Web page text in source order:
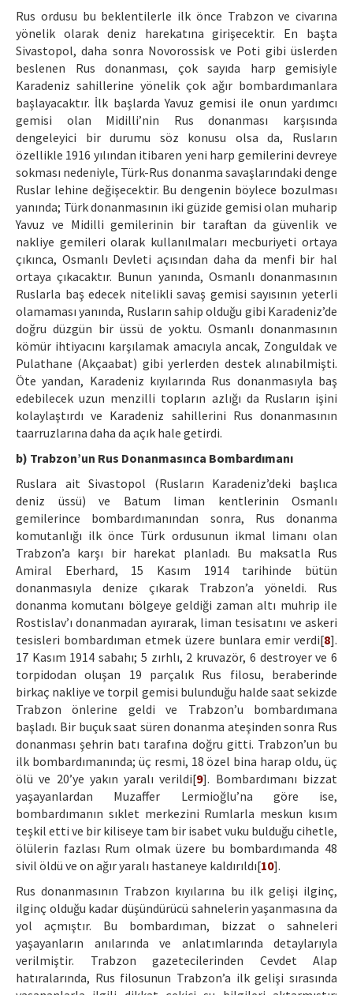
Rus ordusu bu beklentilerle ilk önce Trabzon ve civarına
yönelik olarak deniz harekatına girişecektir. En başta
Sivastopol, daha sonra Novorossisk ve Poti gibi üslerden
beslenen Rus donanması, çok sayıda harp gemisiyle
Karadeniz sahillerine yönelik çok ağır bombardımanlara
başlayacaktır. İlk başlarda Yavuz gemisi ile onun yardımcı
gemisi olan Midilli’nin Rus donanması karşısında
dengeleyici bir durumu söz konusu olsa da, Rusların
özellikle 1916 yılından itibaren yeni harp gemilerini devreye
sokması nedeniyle, Türk-Rus donanma savaşlarındaki denge
Ruslar lehine değişecektir. Bu dengenin böylece bozulması
yanında; Türk donanmasının iki güzide gemisi olan muharip
Yavuz ve Midilli gemilerinin bir taraftan da güvenlik ve
nakliye gemileri olarak kullanılmaları mecburiyeti ortaya
çıkınca, Osmanlı Devleti açısından daha da menfi bir hal
ortaya çıkacaktır. Bunun yanında, Osmanlı donanmasının
Ruslarla baş edecek nitelikli savaş gemisi sayısının yeterli
olamaması yanında, Rusların sahip olduğu gibi Karadeniz’de
doğru düzgün bir üssü de yoktu. Osmanlı donanmasının
kömür ihtiyacını karşılamak amacıyla ancak, Zonguldak ve
Pulathane (Akçaabat) gibi yerlerden destek alınabilmişti.
Öte yandan, Karadeniz kıyılarında Rus donanmasıyla baş
edebilecek uzun menzilli topların azlığı da Rusların işini
kolaylaştırdı ve Karadeniz sahillerini Rus donanmasının
taarruzlarına daha da açık hale getirdi.
b) Trabzon’un Rus Donanmasınca Bombardımanı
Ruslara ait Sivastopol (Rusların Karadeniz’deki başlıca
deniz üssü) ve Batum liman kentlerinin Osmanlı
gemilerince bombardımanından sonra, Rus donanma
komutanlığı ilk önce Türk ordusunun ikmal limanı olan
Trabzon’a karşı bir harekat planladı. Bu maksatla Rus
Amiral Eberhard, 15 Kasım 1914 tarihinde bütün
donanmasıyla denize çıkarak Trabzon’a yöneldi. Rus
donanma komutanı bölgeye geldiği zaman altı muhrip ile
Rostislav’ı donanmadan ayırarak, liman tesisatını ve askeri
tesisleri bombardıman etmek üzere bunlara emir verdi[8].
17 Kasım 1914 sabahı; 5 zırhlı, 2 kruvazör, 6 destroyer ve 6
torpidodan oluşan 19 parçalık Rus filosu, beraberinde
birkaç nakliye ve torpil gemisi bulunduğu halde saat sekizde
Trabzon önlerine geldi ve Trabzon’u bombardımana
başladı. Bir buçuk saat süren donanma ateşinden sonra Rus
donanması şehrin batı tarafına doğru gitti. Trabzon’un bu
ilk bombardımanında; üç resmi, 18 özel bina harap oldu, üç
ölü ve 20’ye yakın yaralı verildi[9]. Bombardımanı bizzat
yaşayanlardan Muzaffer Lermioğlu’na göre ise,
bombardımanın sıklet merkezini Rumlarla meskun kısım
teşkil etti ve bir kiliseye tam bir isabet vuku bulduğu cihetle,
ölülerin fazlası Rum olmak üzere bu bombardımanda 48
sivil öldü ve on ağır yaralı hastaneye kaldırıldı[10].
Rus donanmasının Trabzon kıyılarına bu ilk gelişi ilginç,
ilginç olduğu kadar düşündürücü sahnelerin yaşanmasına da
yol açmıştır. Bu bombardıman, bizzat o sahneleri
yaşayanların anılarında ve anlatımlarında detaylarıyla
verilmiştir. Trabzon gazetecilerinden Cevdet Alap
hatıralarında, Rus filosunun Trabzon’a ilk gelişi sırasında